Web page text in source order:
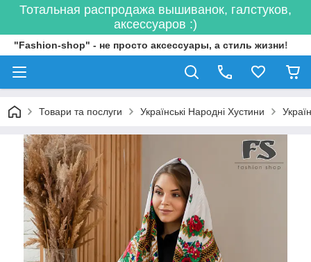
Тотальная распродажа вышиванок, галстуков,
аксессуаров :)
"Fashion-shop" - не просто аксессуары, а стиль жизни!
Товари та послуги Українські Народні Хустини